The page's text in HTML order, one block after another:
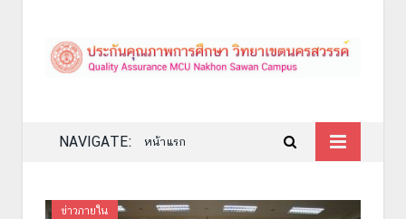
NAVIGATE: หน้าแรก
ข่าวภายใน